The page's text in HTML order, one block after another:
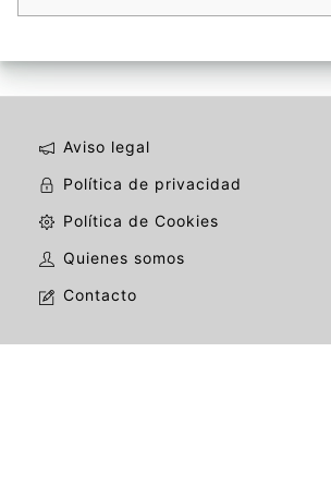
Aviso legal
Política de privacidad
Política de Cookies
Quienes somos
Contacto